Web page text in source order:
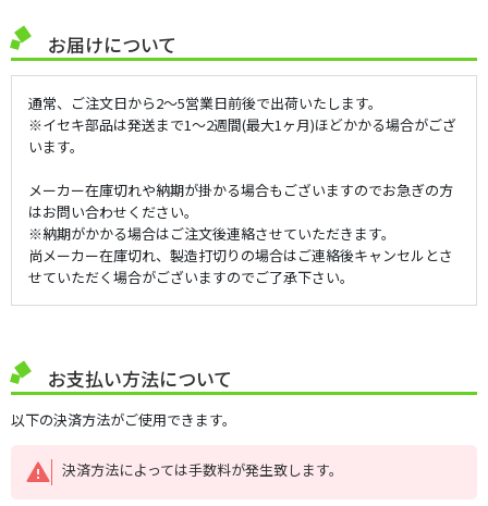
お届けについて
通常、ご注文日から2～5営業日前後で出荷いたします。
※イセキ部品は発送まで1～2週間(最大1ヶ月)ほどかかる場合がござ
います。
メーカー在庫切れや納期が掛かる場合もございますのでお急ぎの方
はお問い合わせください。
※納期がかかる場合はご注文後連絡させていただきます。
尚メーカー在庫切れ、製造打切りの場合はご連絡後キャンセルとさ
せていただく場合がございますのでご了承下さい。
お支払い方法について
以下の決済方法がご使用できます。
決済方法によっては手数料が発生致します。